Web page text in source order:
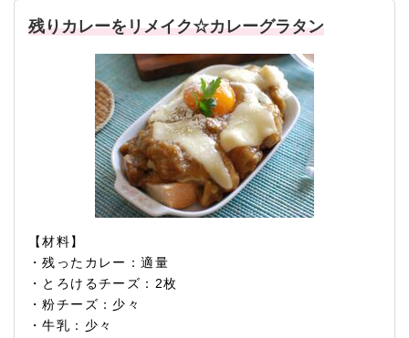
残りカレーをリメイク☆カレーグラタン
【材料】
・残ったカレー：適量
・とろけるチーズ：2枚
・粉チーズ：少々
・牛乳：少々